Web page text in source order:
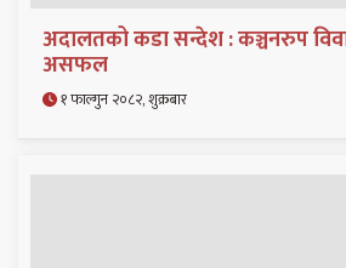
अदालतको कडा सन्देश : कञ्चनरुप
असफल
१ फाल्गुन २०८२, शुक्रबार